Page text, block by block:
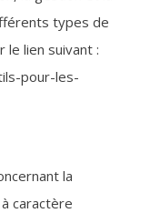
types de
le lien suivant :
pour-les-
la
caractère